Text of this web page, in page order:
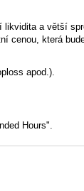
a větší
cenou, která
apod.).
Hours".